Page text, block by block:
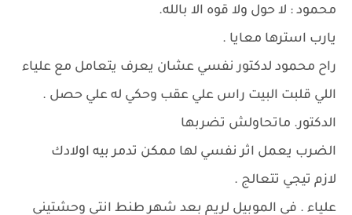
محمود : لا حول ولا قوه الا بالله.
يارب استرها معايا .
راح محمود لدكتور نفسي عشان يعرف يتعامل مع علياء
اللي قلبت البيت راس علي عقب وحكي له علي حصل .
الدكتور. ماتحاولش تضربها
الضرب يعمل اثر نفسي لها ممكن تدمر بيه اولادك
لازم تيجي تتعالج .
علياء . في الموبيل لريم بعد شهر طنط انتي وحشتيني